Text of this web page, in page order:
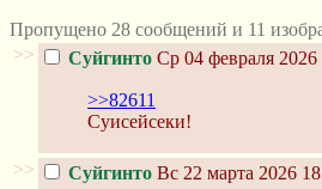
Пропущено 28 сообщений и 11
>>
Суйгинто Ср 04 февраля 2026
>>82611
Суисейсеки!
>> Суйгинто Вс 22 марта 2026